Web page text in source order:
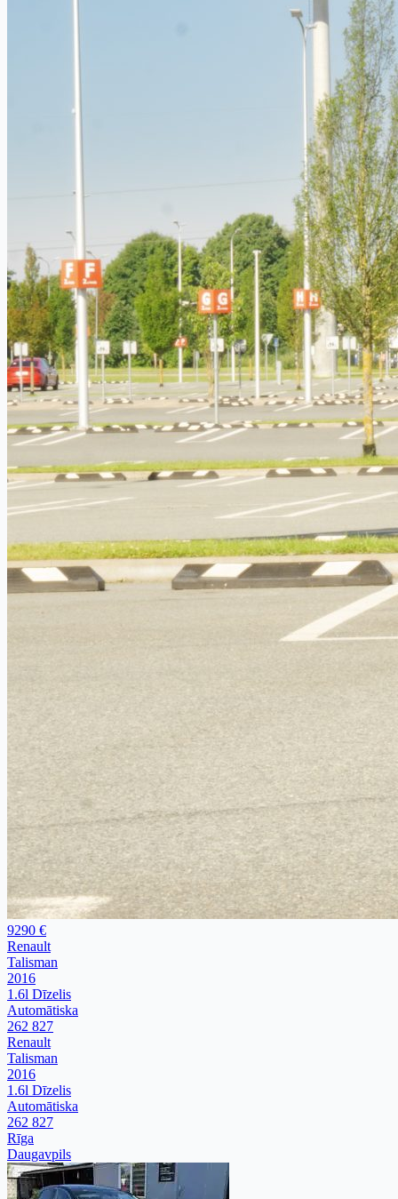
9290 €
Renault
Talisman
2016
1.6l Dīzelis
Automātiska
262 827
Renault
Talisman
2016
1.6l Dīzelis
Automātiska
262 827
Rīga
Daugavpils